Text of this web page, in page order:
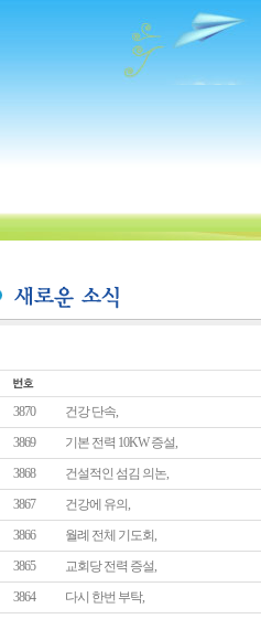
3870 건강 단속,
3869
기본 전력 10KW 증설,
3868
건설적인 섬김 의논,
3867
건강에 유의,
3866
월례 전체 기도회,
3865
교회당 전력 증설,
3864
다시 한번 부탁,